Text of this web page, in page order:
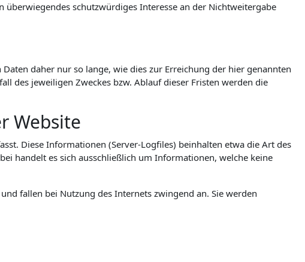
schutzwürdiges Interesse an der Nichtweitergabe
daher nur so lange, wie dies zur Erreichung der hier genannten
des jeweiligen Zweckes bzw. Ablauf dieser Fristen werden die
Website
Diese Informationen (Server-Logfiles) beinhalten etwa die Art des
handelt es sich ausschließlich um Informationen, welche keine
fallen bei Nutzung des Internets zwingend an. Sie werden